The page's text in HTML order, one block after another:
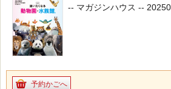
-- マガジンハウス --
予約かごへ